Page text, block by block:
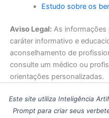
Estudo sobre os
Aviso Legal: As informações
caráter informativo e
aconselhamento de
consulte um médico ou
orientações personalizadas.
Este site utiliza Inteligência
Prompt para criar seus